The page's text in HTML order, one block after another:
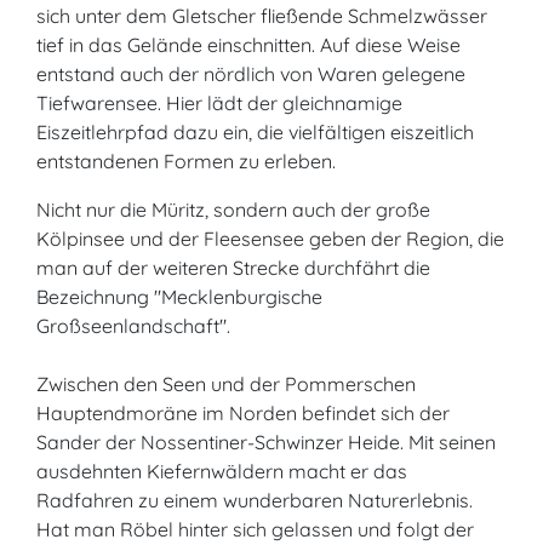
sich unter dem Gletscher fließende Schmelzwässer
tief in das Gelände einschnitten. Auf diese Weise
entstand auch der nördlich von Waren gelegene
Tiefwarensee. Hier lädt der gleichnamige
Eiszeitlehrpfad dazu ein, die vielfältigen eiszeitlich
entstandenen Formen zu erleben.
Nicht nur die Müritz, sondern auch der große
Kölpinsee und der Fleesensee geben der Region, die
man auf der weiteren Strecke durchfährt die
Bezeichnung "Mecklenburgische
Großseenlandschaft".
Zwischen den Seen und der Pommerschen
Hauptendmoräne im Norden befindet sich der
Sander der Nossentiner-Schwinzer Heide. Mit seinen
ausdehnten Kiefernwäldern macht er das
Radfahren zu einem wunderbaren Naturerlebnis.
Hat man Röbel hinter sich gelassen und folgt der